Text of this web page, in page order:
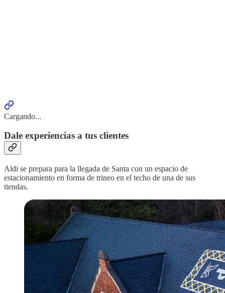
Cargando...
Dale experiencias a tus clientes
Aldi se prepara para la llegada de Santa con un espacio de
estacionamiento en forma de trineo en el techo de una de sus
tiendas.